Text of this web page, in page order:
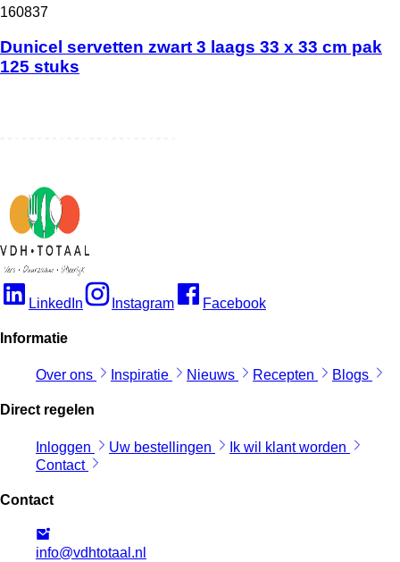
160837
Dunicel servetten zwart 3 laags 33 x 33 cm pak
125 stuks
LinkedIn Instagram Facebook
Informatie
Over ons Inspiratie Nieuws Recepten Blogs
Direct regelen
Inloggen Uw bestellingen
Ik wil klant worden
Contact
Contact
info@vdhtotaal.nl